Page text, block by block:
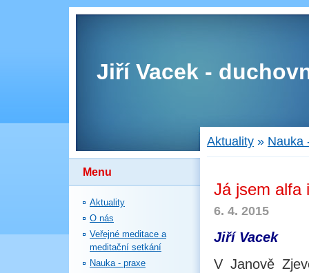
Jiří Vacek -
Menu
Aktuality
O nás
Veřejné meditace a
meditační setkání
Nauka - praxe
Aktuality » Nauka
Já jsem alfa
6. 4. 2015
Jiří Vacek
V Janově